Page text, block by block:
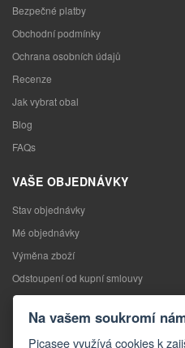
Bezpečné platby
Obchodní podmínky
Ochrana osobních údajů
Recenze
Jak vybrat obal
Blog
FAQs
VAŠE OBJEDNÁVKY
Stav objednávky
Mé objednávky
Výměna zboží
Odstoupení od kupní smlouvy
Reklamace
Na vašem soukromí
Picasee využívá cookies k